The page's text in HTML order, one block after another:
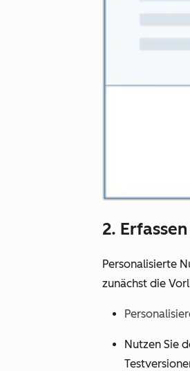
2.
Personalisierte
zunächst die
Nutzen Sie